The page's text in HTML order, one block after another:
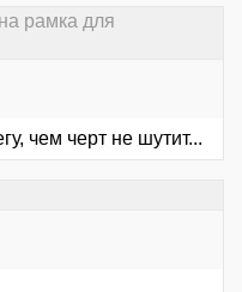
рамка для
чем черт не шутит...